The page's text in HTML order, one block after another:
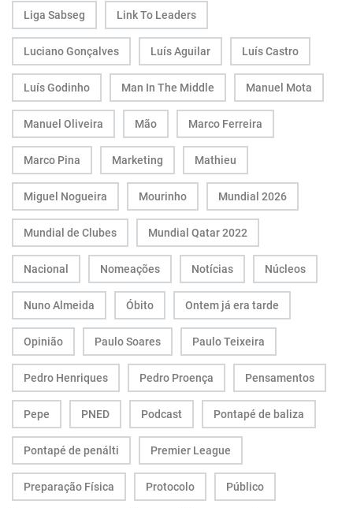
Liga Sabseg Link To Leaders
Luciano Gonçalves Luís Aguilar Luís Castro
Luís Godinho Man In The Middle Manuel Mota
Manuel Oliveira Mão Marco Ferreira
Marco Pina Marketing Mathieu
Miguel Nogueira Mourinho Mundial 2026
Mundial de Clubes Mundial Qatar 2022
Nacional Nomeações Notícias Núcleos
Nuno Almeida Óbito Ontem já era tarde
Opinião Paulo Soares Paulo Teixeira
Pedro Henriques Pedro Proença Pensamentos
Pepe PNED Podcast Pontapé de baliza
Pontapé de penálti Premier League
Preparação Física Protocolo Público